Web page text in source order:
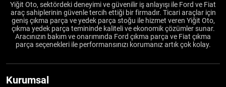
Yiğit Oto, sektördeki deneyimi ve güvenilir iş anlayışı ile Ford ve Fiat
araç sahiplerinin güvenle tercih ettiği bir firmadır. Ticari araçlar için
geniş çıkma parça ve yedek parça stoğu ile hizmet veren Yiğit Oto,
çıkma yedek parça temininde kaliteli ve ekonomik çözümler sunar.
Aracınızın bakım ve onarımında Ford çıkma parça ve Fiat çıkma
parça seçenekleri ile performansınızı korumanız artık çok kolay.
Kurumsal